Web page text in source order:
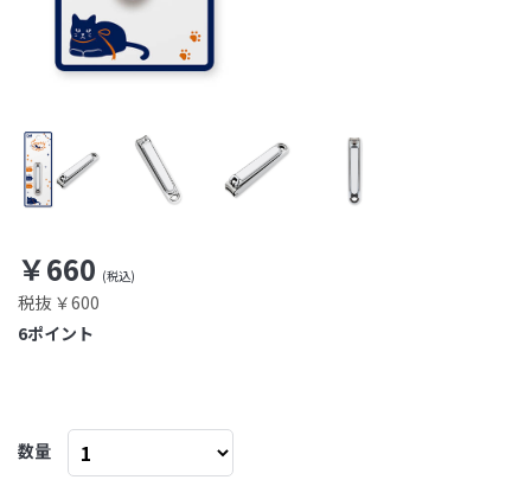
￥660
税抜 ￥600
ポイント
6
数量